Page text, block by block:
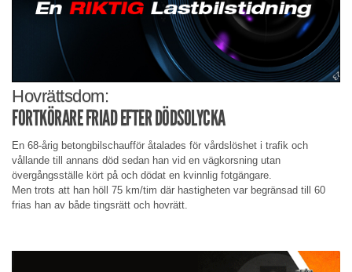
Hovrättsdom:
FORTKÖRARE FRIAD EFTER DÖDSOLYCKA
En 68-årig betongbilschaufför åtalades för vårdslöshet i trafik och
vållande till annans död sedan han vid en vägkorsning utan
övergångsställe kört på och dödat en kvinnlig fotgängare.
Men trots att han höll 75 km/tim där hastigheten var begränsad till 60
frias han av både tingsrätt och hovrätt.